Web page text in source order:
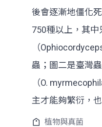
後會逐漸地僵化
750種以上，其
（
蟲；圖二是臺灣
（O.
主才能夠繁衍，
植物與真菌